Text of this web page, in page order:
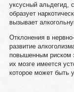
уксусный альдегид,
образует
вызывает
Отклонения в
развитие
повышенным риском
их мозге имеется
которое может быть